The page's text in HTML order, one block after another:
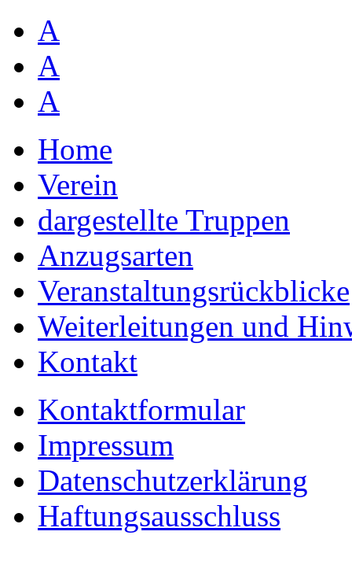
A
A
A
Home
Verein
dargestellte Truppen
Anzugsarten
Veranstaltungsrückblicke
Weiterleitungen und
Kontakt
Kontaktformular
Impressum
Datenschutzerklärung
Haftungsausschluss